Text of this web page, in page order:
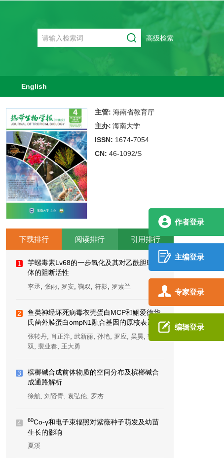
作者登录
主编登录
专家登录
编辑登录
高级检索
English
主管: 海南省教育厅
主办: 海南大学
ISSN: 1674-7054
CN: 46-1092/S
下载排行 阅读排行 引用排行
1
芋螺毒素Lv68的一步氧化及其对乙酰胆碱受
体的阻断活性
李丞 张雨 罗安 鞠双 符影 罗素兰
2
鱼类神经坏死病毒衣壳蛋白MCP和鮰爱德华
氏菌外膜蛋白ompN1融合基因的原核表达
张转丹 肖正泮 武新丽 孙艳 罗应 吴昊 韦双
双
裴业春 王大勇
3
槟榔碱合成前体物质的空间分布及槟榔碱合
成通路解析
徐航 刘贤青 袁弘伦 罗杰
4 60Co-γ和电子束辐照对紫薇种子萌发及幼苗
生长的影响
夏溪